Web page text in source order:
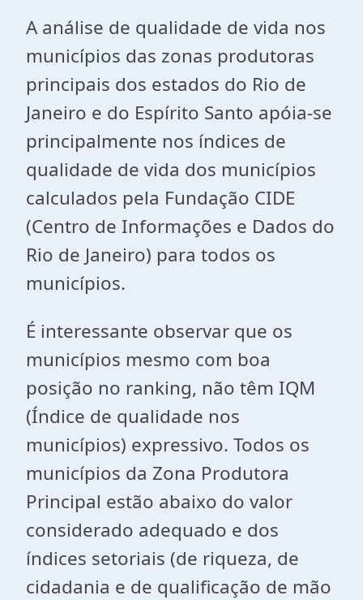
A análise de qualidade de vida nos
municípios das zonas produtoras
principais dos estados do Rio de
Janeiro e do Espírito Santo apóia-se
principalmente nos índices de
qualidade de vida dos municípios
calculados pela Fundação CIDE
(Centro de Informações e Dados do
Rio de Janeiro) para todos os
municípios.
É interessante observar que os
municípios mesmo com boa
posição no ranking, não têm IQM
(Índice de qualidade nos
municípios) expressivo. Todos os
municípios da Zona Produtora
Principal estão abaixo do valor
considerado adequado e dos
índices setoriais (de riqueza, de
cidadania e de qualificação de mão